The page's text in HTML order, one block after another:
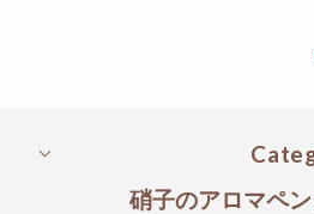
硝子のアロマペ